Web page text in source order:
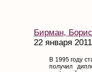
Бирман,
22 января 2011
В 1995 году
получил